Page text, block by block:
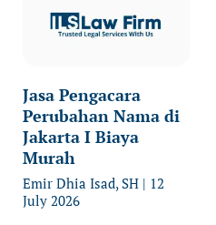
Jasa Pengacara
Perubahan Nama di
Jakarta I Biaya
Murah
Emir Dhia Isad, SH
12
July 2026